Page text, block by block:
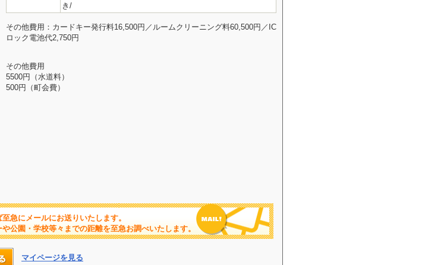
き/
その他費用：カードキー発行料16,500円／ルームクリーニング料60,500円／IC
ロック電池代2,750円
その他費用
5500円（水道料）
500円（町会費）
急にメールにお送りいたします。
公園・学校等々までの距離を至急お調べいたします。
マイページを見る